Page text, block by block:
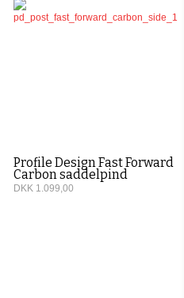
Profile Design Fast Forward
Carbon saddelpind
DKK 1.099,00